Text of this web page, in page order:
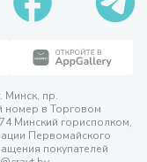
Минск, пр.
номер в Торговом
Минский горисполком,
Первомайского
покупателей